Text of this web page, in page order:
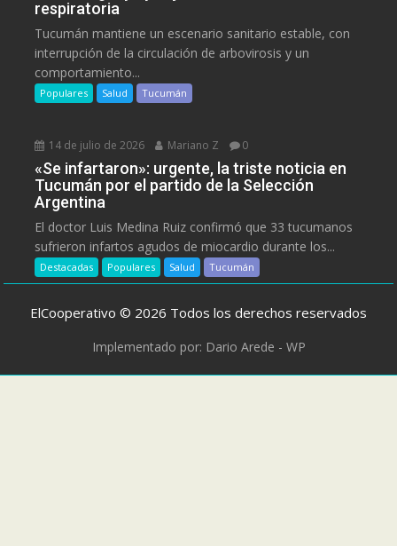
respiratoria
Tucumán mantiene un escenario sanitario estable, con
interrupción de la circulación de arbovirosis y un
comportamiento...
Populares Salud Tucumán
14 de julio de 2026 Mariano Z 0
«Se infartaron»: urgente, la triste noticia en
Tucumán por el partido de la Selección
Argentina
El doctor Luis Medina Ruiz confirmó que 33 tucumanos
sufrieron infartos agudos de miocardio durante los...
Destacadas Populares Salud Tucumán
ElCooperativo © 2026 Todos los derechos reservados